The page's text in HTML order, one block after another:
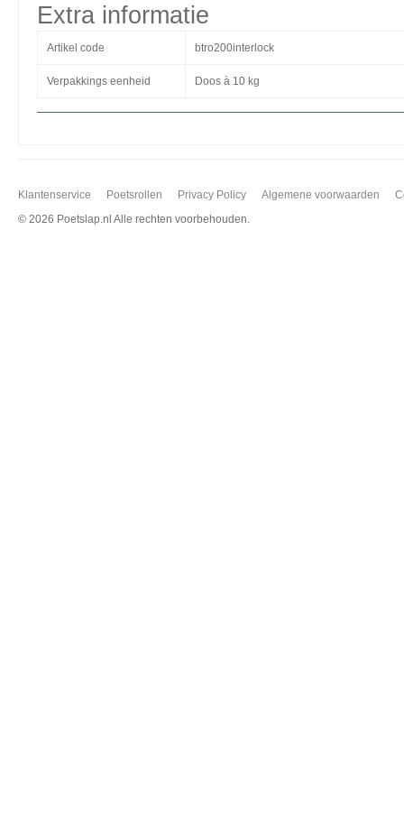
Extra informatie
Artikel code btro200interlock
Verpakkings eenheid Doos à 10 kg
Klantenservice Poetsrollen Privacy Policy Algemene voorwaarden
© 2026 Poetslap.nl Alle rechten voorbehouden.